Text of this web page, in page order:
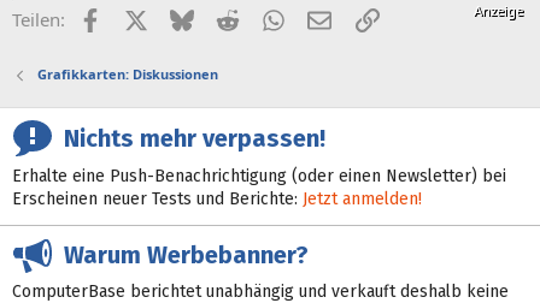
Teilen: FacebookX (Twitter)
BlueskyRedditWhatsApp
E-MailLink
Grafikkarten: Diskussionen
Nichts mehr verpassen!
Erhalte eine Push-Benachrichtigung (oder einen Newsletter) bei
Erscheinen neuer Tests und Berichte: Jetzt anmelden!
Warum Werbebanner?
ComputerBase berichtet unabhängig und verkauft deshalb keine